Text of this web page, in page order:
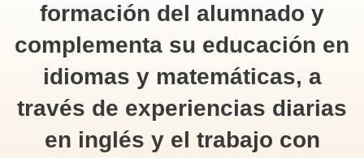
formación del alumnado y
complementa su educación en
idiomas y matemáticas, a
través de experiencias diarias
en inglés y el trabajo con